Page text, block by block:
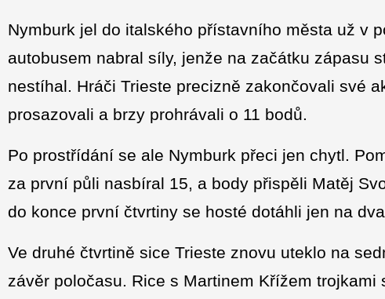
Nymburk jel do italského přístavního města už v
autobusem nabral síly, jenže na začátku zápasu
nestíhal. Hráči Trieste precizně zakončovali své
prosazovali a brzy prohrávali o 11 bodů.
Po prostřídání se ale Nymburk přeci jen chytl.
za první půli nasbíral 15, a body přispěli Matěj
do konce první čtvrtiny se hosté dotáhli jen na
Ve druhé čtvrtině sice Trieste znovu uteklo na
závěr poločasu. Rice s Martinem Křížem